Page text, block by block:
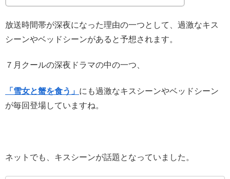
放送時間帯が深夜になった理由の一つとして、過激なキス
シーンやベッドシーンがあると予想されます。
７月クールの深夜ドラマの中の一つ、
「雪女と蟹を食う」 にも過激なキスシーンやベッドシーン
が毎回登場していますね。
ネットでも、キスシーンが話題となっていました。